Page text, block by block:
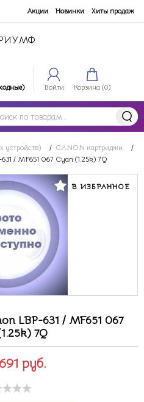
Акции Новинки Хиты продаж
Войти Корзина (0)
устройств) / CANON картриджи
/
/ MF651 067 Cyan (1.25k) 7Q
В ИЗБРАННОЕ
LBP-631 / MF651 067
7Q
руб.